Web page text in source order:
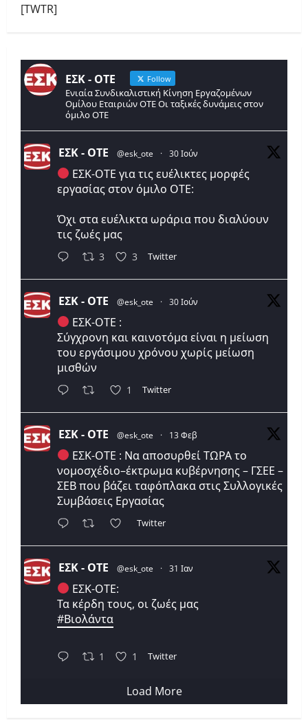
[TWTR]
ΕΣΚ - ΟΤΕ Follow
Ενιαία Συνδικαλιστική Κίνηση Εργαζομένων
Ομίλου Εταιριών ΟΤΕ Οι ταξικές δυνάμεις στον
όμιλο ΟΤΕ
ΕΣΚ - ΟΤΕ @esk_ote · 30 Ιούν
ΕΣΚ-ΟΤΕ για τις ευέλικτες μορφές
εργασίας στον όμιλο ΟΤΕ:
Όχι στα ευέλικτα ωράρια που διαλύουν
τις ζωές μας
3 3 Twitter
ΕΣΚ - ΟΤΕ @esk_ote · 30 Ιούν
ΕΣΚ-ΟΤΕ :
Σύγχρονη και καινοτόμα είναι η μείωση
του εργάσιμου χρόνου χωρίς μείωση
μισθών
1 Twitter
ΕΣΚ - ΟΤΕ @esk_ote · 13 Φεβ
ΕΣΚ-ΟΤΕ : Να αποσυρθεί ΤΩΡΑ το
νομοσχέδιο–έκτρωμα κυβέρνησης – ΓΣΕΕ –
ΣΕΒ που βάζει ταφόπλακα στις Συλλογικές
Συμβάσεις Εργασίας
Twitter
ΕΣΚ - ΟΤΕ @esk_ote · 31 Ιαν
ΕΣΚ-ΟΤΕ:
Τα κέρδη τους, οι ζωές μας
#Βιολάντα
1 1 Twitter
Load More